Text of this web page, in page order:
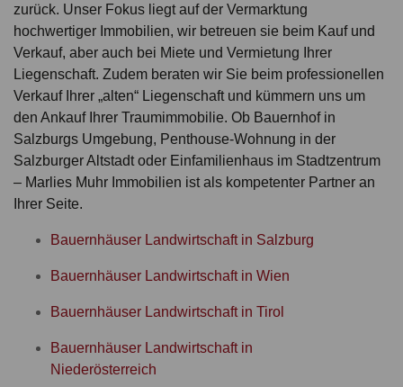
zurück. Unser Fokus liegt auf der Vermarktung
hochwertiger Immobilien, wir betreuen sie beim Kauf und
Verkauf, aber auch bei Miete und Vermietung Ihrer
Liegenschaft. Zudem beraten wir Sie beim professionellen
Verkauf Ihrer „alten“ Liegenschaft und kümmern uns um
den Ankauf Ihrer Traumimmobilie. Ob Bauernhof in
Salzburgs Umgebung, Penthouse-Wohnung in der
Salzburger Altstadt oder Einfamilienhaus im Stadtzentrum
– Marlies Muhr Immobilien ist als kompetenter Partner an
Ihrer Seite.
Bauernhäuser Landwirtschaft in Salzburg
Bauernhäuser Landwirtschaft in Wien
Bauernhäuser Landwirtschaft in Tirol
Bauernhäuser Landwirtschaft in
Niederösterreich